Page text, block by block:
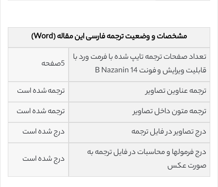
مشخصات و وضعیت ترجمه فارسی این مقاله (Word)
تعداد صفحات ترجمه تایپ شده با فرمت ورد با
قابلیت ویرایش و فونت 14 B Nazanin
5صفحه
ترجمه عناوین تصاویر
ترجمه شده است
ترجمه متون داخل تصاویر
ترجمه شده است
درج تصاویر در فایل ترجمه
درج شده است
درج فرمولها و محاسبات در فایل ترجمه به
صورت عکس
درج شده است